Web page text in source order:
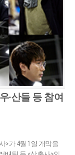
·산들 등 참여
>가 4월 1일 개막을